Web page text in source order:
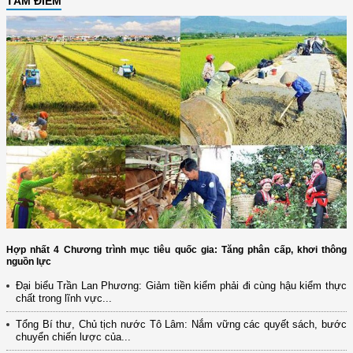
Hợp nhất 4 Chương trình mục tiêu quốc gia: Tăng phân cấp, khơi thông
nguồn lực
Đại biểu Trần Lan Phương: Giảm tiền kiểm phải đi cùng hậu kiểm thực
chất trong lĩnh vực...
Tổng Bí thư, Chủ tịch nước Tô Lâm: Nắm vững các quyết sách, bước
chuyển chiến lược của...
(12/TB-HĐKH) V/v đăng ký, đề xuất nhiệm vụ Khoa học, công nghệ và
đổi mới ...
(898/KH/ĐCT) Kế hoạch thực hiện Quyết định số 2415/QĐ-TTg ngày